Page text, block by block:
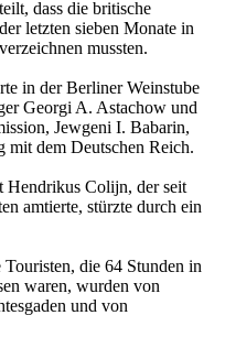
dass die britische
letzten sieben Monate in
mussten.
in der Berliner Weinstube
Georgi A. Astachow und
Jewgeni I. Babarin,
mit dem Deutschen Reich.
Hendrikus Colijn, der seit
amtierte, stürzte durch ein
Touristen, die 64 Stunden in
waren, wurden von
und von